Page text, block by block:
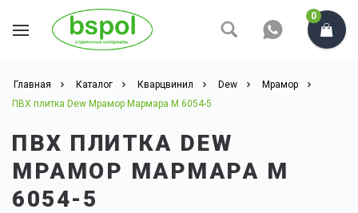
0
Главная Каталог Кварцвинил Dew
Мрамор
ПВХ плитка Dew Мрамор Мармара М 6054-5
ПВХ ПЛИТКА DEW
МРАМОР МАРМАРА М
6054-5